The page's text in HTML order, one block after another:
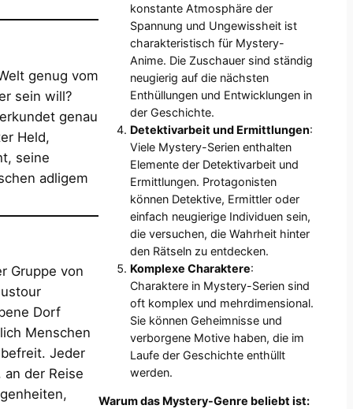
genug vom
sein will?
genau
Held,
seine
adligem
Gruppe von
Dorf
Menschen
Jeder
der Reise
konstante Atmosphäre der
Spannung und Ungewissheit ist
charakteristisch für Mystery-
Anime. Die Zuschauer sind ständig
neugierig auf die nächsten
Enthüllungen und Entwicklungen in
der Geschichte.
Detektivarbeit und Ermittlungen:
Viele Mystery-Serien enthalten
Elemente der Detektivarbeit und
Ermittlungen. Protagonisten
können Detektive, Ermittler oder
einfach neugierige Individuen sein,
die versuchen, die Wahrheit hinter
den Rätseln zu entdecken.
Komplexe Charaktere:
Charaktere in Mystery-Serien sind
oft komplex und mehrdimensional.
Sie können Geheimnisse und
verborgene Motive haben, die im
Laufe der Geschichte enthüllt
werden.
Warum das Mystery-Genre beliebt ist: